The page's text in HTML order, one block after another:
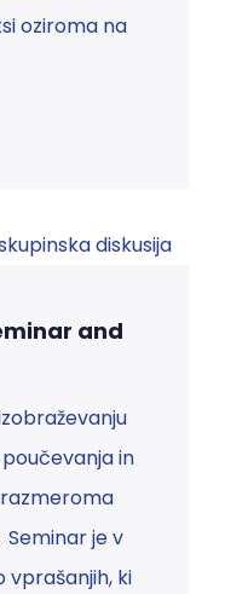
oziroma na
and
in
je v
vprašanjih, ki